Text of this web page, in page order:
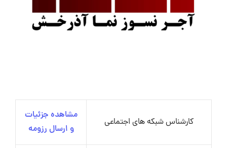
کارشناس شبکه های اجتماعی
مشاهده جزئیات
و ارسال رزومه